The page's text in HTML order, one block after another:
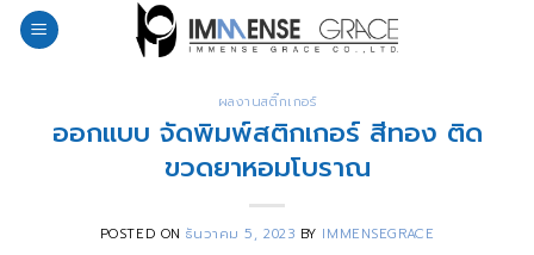
Skip
ผลงานสติ๊กเกอร์
ออกแบบ จัดพิมพ์สติกเกอร์ สีทอง ติด
ขวดยาหอมโบราณ
POSTED ONธันวาคม 5, 2023 BY IMMENSEGRACE